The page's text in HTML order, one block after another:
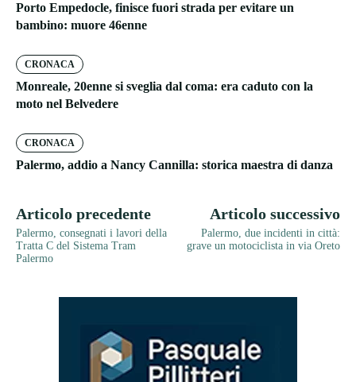
Porto Empedocle, finisce fuori strada per evitare un
bambino: muore 46enne
CRONACA
Monreale, 20enne si sveglia dal coma: era caduto con la
moto nel Belvedere
CRONACA
Palermo, addio a Nancy Cannilla: storica maestra di danza
Articolo precedente
Palermo, consegnati i lavori della
Tratta C del Sistema Tram
Palermo
Articolo successivo
Palermo, due incidenti in città:
grave un motociclista in via Oreto